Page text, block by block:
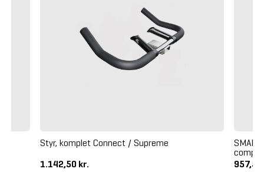
Styr, komplet Connect / Supreme
1.142,50 kr.